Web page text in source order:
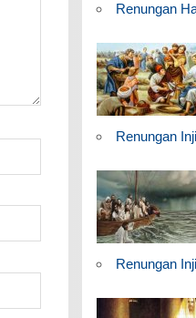
Renungan
Renungan
Renungan